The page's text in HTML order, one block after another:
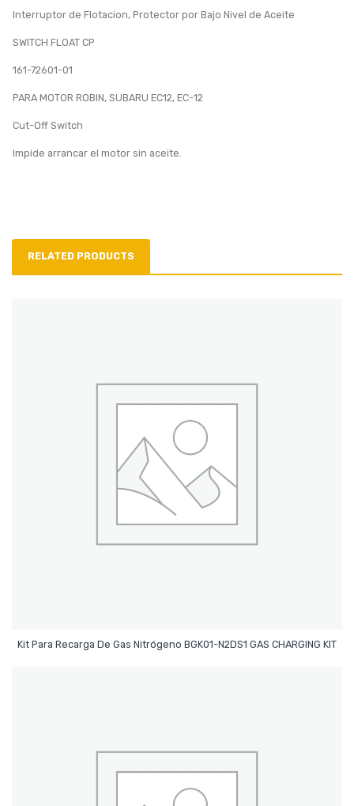
Interruptor de Flotacion, Protector por Bajo Nivel de Aceite
SWITCH FLOAT CP
161-72601-01
PARA MOTOR ROBIN, SUBARU EC12, EC-12
Cut-Off Switch
Impide arrancar el motor sin aceite.
RELATED PRODUCTS
Kit Para Recarga De Gas Nitrógeno BGK01-N2DS1 GAS CHARGING KIT